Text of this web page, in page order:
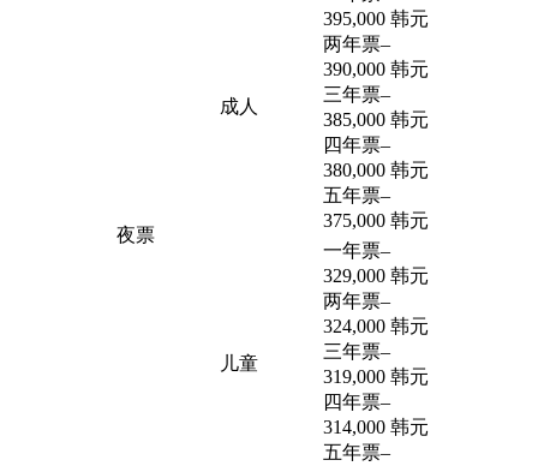
夜票
成人
395,000 韩元
两年票–
390,000 韩元
三年票–
385,000 韩元
四年票–
380,000 韩元
五年票–
375,000 韩元
儿童
一年票–
329,000 韩元
两年票–
324,000 韩元
三年票–
319,000 韩元
四年票–
314,000 韩元
五年票–